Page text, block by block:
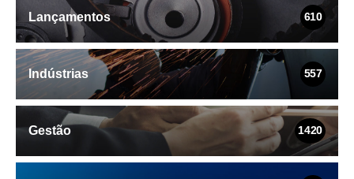
Lançamentos 610
Indústrias 557
Gestão 1420